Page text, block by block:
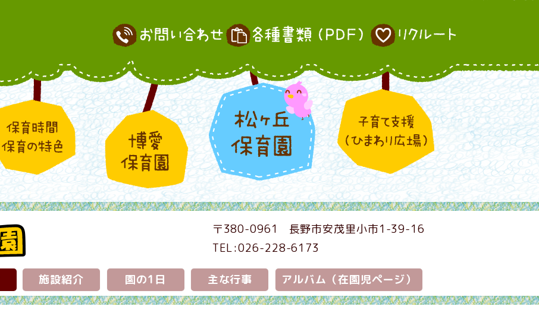
〒380-0961
長野市安茂里小市1-39-16
TEL:026-228-6173
施設紹介 園の1日 主な行事 アルバム（在園児ページ）